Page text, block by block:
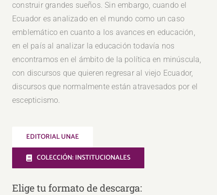
construir grandes sueños. Sin embargo, cuando el
Ecuador es analizado en el mundo como un caso
emblemático en cuanto a los avances en educación,
en el país al analizar la educación todavía nos
encontramos en el ámbito de la política en minúscula,
con discursos que quieren regresar al viejo Ecuador,
discursos que normalmente están atravesados por el
escepticismo.
EDITORIAL UNAE
COLECCIÓN: INSTITUCIONALES
Elige tu formato de descarga: